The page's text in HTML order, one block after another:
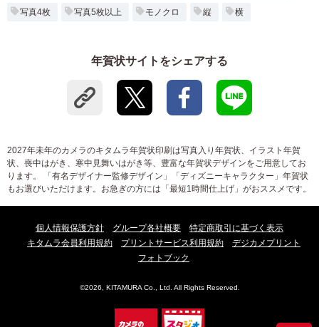
写真4枚 写真5枚以上 モノクロ 縦 横
年賀状サイトをシェアする
2027年未年のカメラのキタムラ年賀状印刷は写真入り年賀状、イラスト年賀
状、喪中はがき、寒中見舞いはがき等、豊富な年賀状デザインをご用意してお
ります。 「有名デザイナー監修デザイン」「ディズニーキャラクター」年賀状
もお選びいただけます。お急ぎの方には「最短1時間仕上げ」がおススメです。
個人情報保護方針 グループ各社概要
特定商取引に基づく表示
キタムラ会員利用規約
プリントサービス利用規約
デジカメプリント
フォトブック
©2026, KITAMURA Co., Ltd. All Rights Reserved.